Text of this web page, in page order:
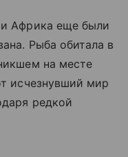
Африка еще были
Рыба обитала в
на месте
исчезнувший мир
редкой